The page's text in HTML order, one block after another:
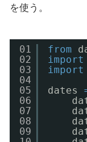
を使う。
01
02
03
04
05
06
07
08
09
from
import
import
dates